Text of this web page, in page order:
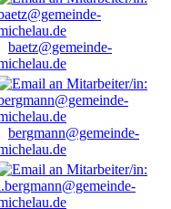
baetz@gemeinde-
bergmann@gemeinde-